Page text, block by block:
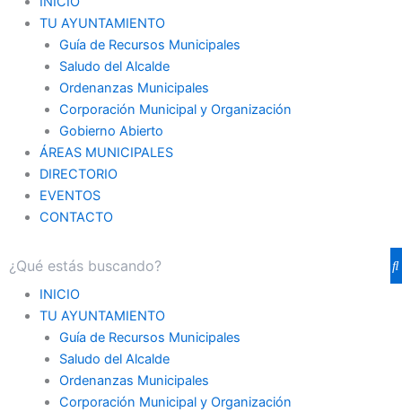
TU AYUNTAMIENTO
Guía de Recursos Municipales
Saludo del Alcalde
Ordenanzas Municipales
Corporación Municipal y Organización
Gobierno Abierto
ÁREAS MUNICIPALES
DIRECTORIO
EVENTOS
CONTACTO
INICIO
TU AYUNTAMIENTO
Guía de Recursos Municipales
Saludo del Alcalde
Ordenanzas Municipales
Corporación Municipal y Organización